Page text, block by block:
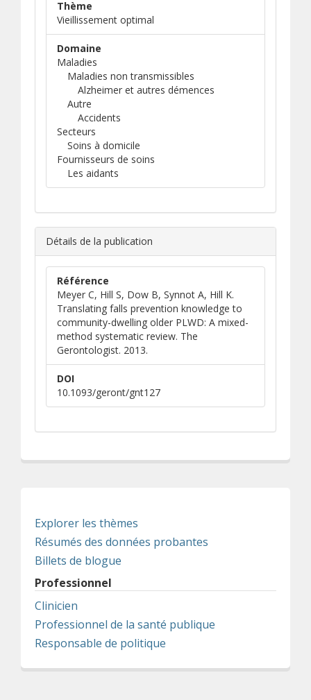
Thème
Vieillissement optimal
Domaine
Maladies
Maladies non transmissibles
Alzheimer et autres démences
Autre
Accidents
Secteurs
Soins à domicile
Fournisseurs de soins
Les aidants
Détails de la publication
Référence
Meyer C, Hill S, Dow B, Synnot A, Hill K.
Translating falls prevention knowledge to
community-dwelling older PLWD: A mixed-
method systematic review. The
Gerontologist. 2013.
DOI
10.1093/geront/gnt127
Explorer les thèmes
Résumés des données probantes
Billets de blogue
Professionnel
Clinicien
Professionnel de la santé publique
Responsable de politique